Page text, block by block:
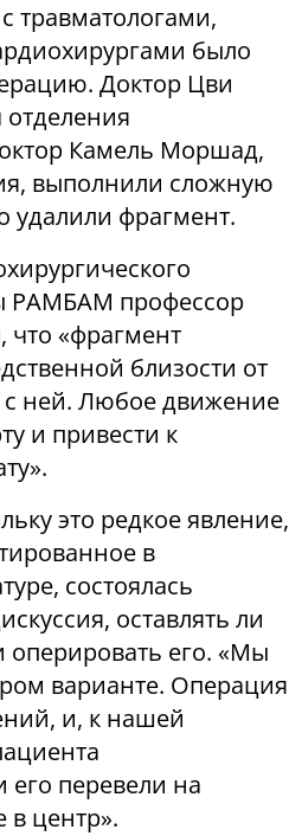
травматологами,
было
Доктор Цви
Камель Моршад,
выполнили сложную
удалили фрагмент.
РАМБАМ профессор
что «фрагмент
близости от
с ней. Любое движение
и привести к
это редкое явление,
в
состоялась
оставлять ли
оперировать его. «Мы
варианте. Операция
и, к нашей
его перевели на
центр».